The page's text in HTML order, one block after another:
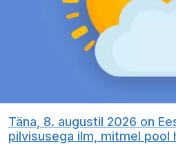
Täna, 8. augustil 2026 on
pilvisusega ilm, mitmel pool